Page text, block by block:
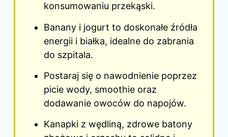
konsumowaniu przekąski.
Banany i jogurt to doskonałe źródła
energii i białka, idealne do zabrania
do szpitala.
Postaraj się o nawodnienie poprzez
picie wody, smoothie oraz
dodawanie owoców do napojów.
Kanapki z wędliną, zdrowe batony